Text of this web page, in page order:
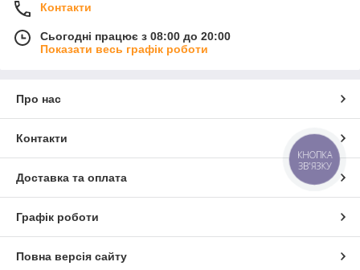
Контакти
Сьогодні працює з 08:00 до 20:00
Показати весь графік роботи
Про нас
Контакти
Доставка та оплата
Графік роботи
Повна версія сайту
КНОПКА
ЗВ'ЯЗКУ